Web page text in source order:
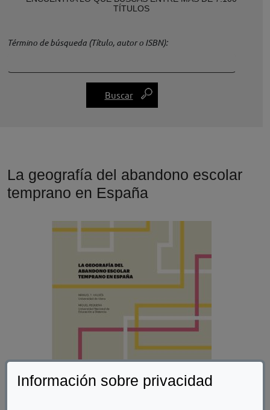
Información sobre privacidad
TÍTULOS
Término de búsqueda (Título, autor o ISBN)
La geografía del abandono escolar
temprano en España